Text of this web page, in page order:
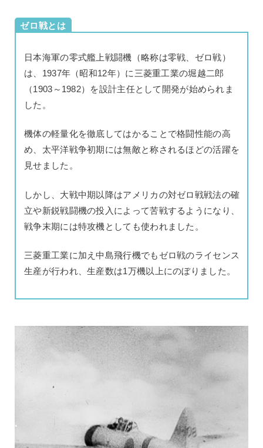
ゼロ戦とは
日本海軍の零式艦上戦闘機（略称は零戦、ゼロ戦）
は、1937年（昭和12年）に三菱重工業の堀越二郎
（1903～1982）を設計主任として開発が始められま
した。
機体の軽量化を徹底してはかることで格闘性能の高
め、太平洋戦争初期には無敵と称されるほどの活躍を
見せました。
しかし、大戦中期以降はアメリカの対ゼロ戦戦法の確
立や新鋭戦闘機の投入によって苦戦するようになり、
戦争末期には特攻機としても使われました。
三菱重工業に加え中島飛行機でもゼロ戦のライセンス
生産が行われ、生産数は1万機以上にのぼりました。